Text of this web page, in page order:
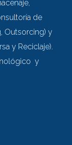
de
Outsorcing) y
y Reciclaje).
y